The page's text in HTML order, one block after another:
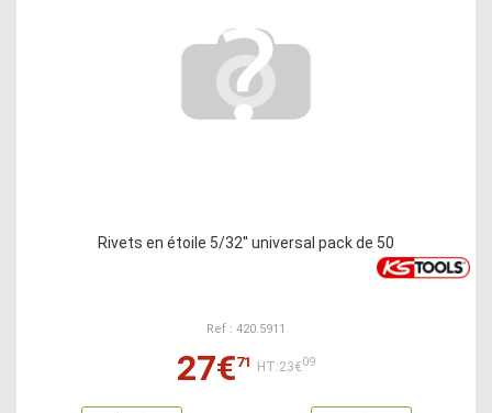
Rivets en étoile 5/32'' universal pack de 50
Ref : 420.5911
27€71 HT:23€09